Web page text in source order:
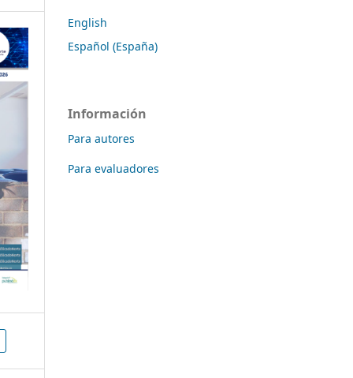
English
Español (España)
Información
Para autores
Para evaluadores